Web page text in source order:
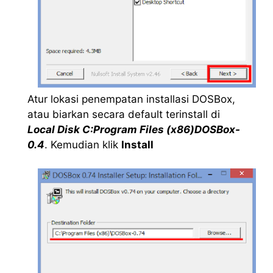
Atur lokasi penempatan installasi DOSBox,
atau biarkan secara default terinstall di
Local Disk C:Program Files (x86)DOSBox-
0.4. Kemudian klik Install